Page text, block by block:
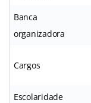
Banca
organizadora
Cargos
Escolaridade